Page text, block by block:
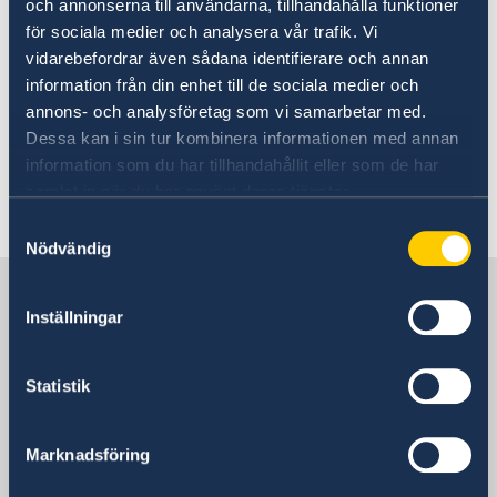
och annonserna till användarna, tillhandahålla funktioner
för sociala medier och analysera vår trafik. Vi
vidarebefordrar även sådana identifierare och annan
information från din enhet till de sociala medier och
annons- och analysföretag som vi samarbetar med.
Dessa kan i sin tur kombinera informationen med annan
information som du har tillhandahållit eller som de har
Nödvändig
Inställningar
Statistik
Marknadsföring
Lokala lagar och sedvänjor
Kriminalitet och personlig säkerhet
Trafiksäkerhet och resor i landet
Terrorism
Turistattraktioner
Överföring av pengar
Ambassadens komersiella tjänster
Svenska företag i utlandet
Anmäla handelshinder
Läs på om ditt resmål
Här finns grundläggande information som
gäller för alla länder. I vissa länder gäller
dessutom ytterligare villkor. Kontakta ansvarig
ambassad för mer information.
Läs mer
Sveriges ambassad
Colombia, Bogotá